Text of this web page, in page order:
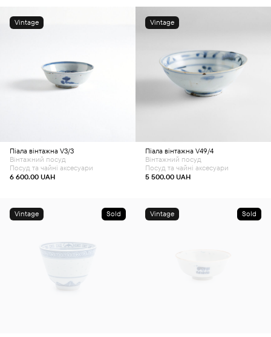
Vintage
Додати в кошик
Піала вінтажна V3/3
6 600.00 UAH
Вінтажний посуд
Посуд та чайні аксесуари
Vintage
Додати в кошик
Піала вінтажна V49/4
5 500.00 UAH
Вінтажний посуд
Посуд та чайні аксесуари
Vintage Sold Vintage Sold